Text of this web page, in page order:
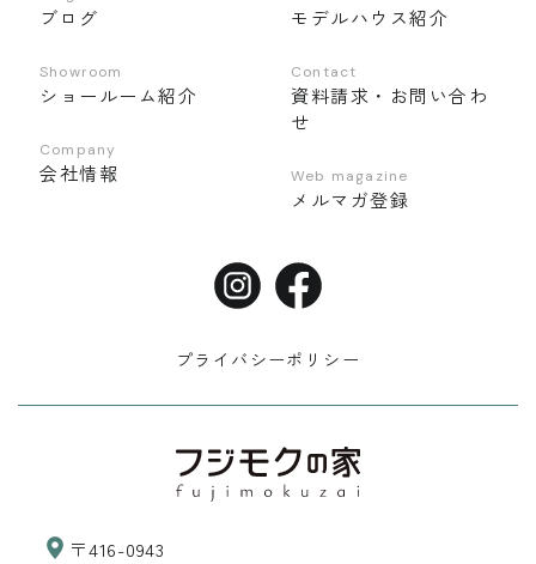
〒416-0943
プライバシーポリシー
ブログ
Showroom
ショールーム紹介
Company
会社情報
モデルハウス紹介
Contact
資料請求・お問い合わ
せ
Web magazine
メルマガ登録